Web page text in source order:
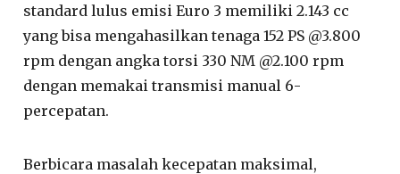
standard lulus emisi Euro 3 memiliki 2.143 cc
yang bisa mengahasilkan tenaga 152 PS @3.800
rpm dengan angka torsi 330 NM @2.100 rpm
dengan memakai transmisi manual 6-
percepatan.
Berbicara masalah kecepatan maksimal,